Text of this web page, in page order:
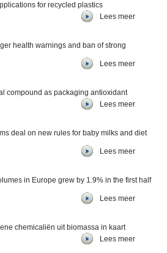
for recycled plastics
Lees meer
health warnings and ban of strong
Lees meer
compound as packaging antioxidant
Lees meer
deal on new rules for baby milks and diet
Lees meer
in Europe grew by 1.9% in the first half
Lees meer
chemicaliën uit biomassa in kaart
Lees meer